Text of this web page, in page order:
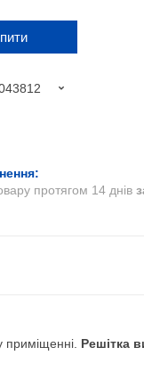
протягом 14 днів
приміщенні. Решітка